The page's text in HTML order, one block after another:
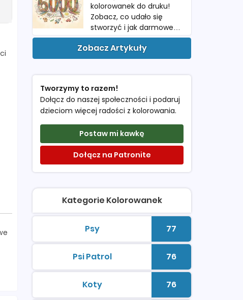
kolorowanek do druku!
Zobacz, co udało się
stworzyć i jak darmowe
PDF-y pomagają dzieciom
w twórczej zabawie.
Zobacz Artykuły
Tworzymy to razem!
Dołącz do naszej społeczności i podaruj
dzieciom więcej radości z kolorowania.
Postaw mi kawkę
Dołącz na Patronite
Kategorie Kolorowanek
Psy
kolorowanki do drukuLiczba
77
Psi Patrolkolorowanki do drukuLiczba
76
Koty
kolorowanki do drukuLiczba
76